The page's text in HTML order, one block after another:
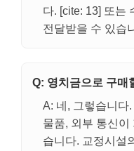
다. [cite: 13] 또는
전달받을 수 있습
Q: 영치금으로 구매
A: 네, 그렇습니다
물품, 외부 통신이
습니다. 교정시설